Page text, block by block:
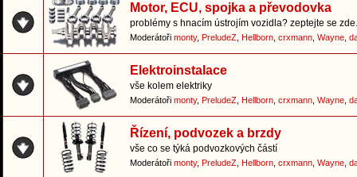
Motor, ECU, spojka a převodovka
problémy s hnacím ústrojím vozidla? zeptejte se
Moderátoři monty, PreludeZ Hellborn crxmann Wayne
Elektroinstalace
vše kolem elektriky
Moderátoři monty, PreludeZ Hellborn crxmann Wayne
Řízení, podvozek a brzdy
vše co se týká podvozkových částí
Moderátoři monty, PreludeZ Hellborn crxmann Wayne